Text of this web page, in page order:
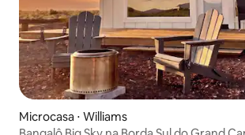
Microcasa ⋅ Williams